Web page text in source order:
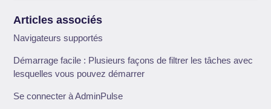
Articles associés
Navigateurs supportés
Démarrage facile : Plusieurs façons de filtrer les tâches avec
lesquelles vous pouvez démarrer
Se connecter à AdminPulse